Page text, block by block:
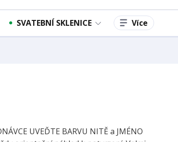
SVATEBNÍ SKLENICE Více
UVEĎTE BARVU NITĚ a JMÉNO